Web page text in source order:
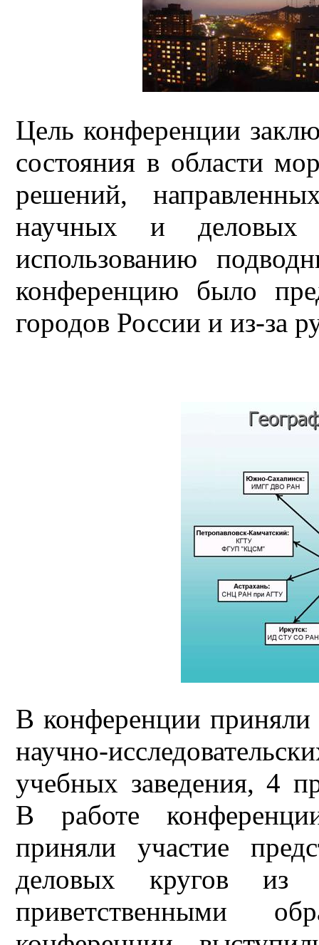
Цель конференции
состояния в области
решений,
научных и деловых
использованию
конференцию было
городов России и из-за
В конференции приняли
научно-
учебных заведения, 4
В работе
приняли участие
деловых кругов
приветственными